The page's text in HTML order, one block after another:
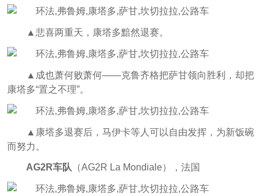
▲悲喜两重天，康塔多黯然退赛。
▲成也萧何败萧何——克鲁齐格把萨甘领向胜利，却把
康塔多“置之不理”。
▲康塔多退赛后，马伊卡等人可以自由发挥，为新饭碗
而努力。
AG2R车队（AG2R La Mondiale），法国